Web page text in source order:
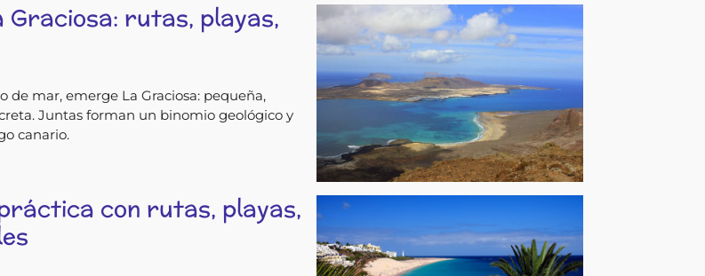
Graciosa: rutas, playas,
mar, emerge La Graciosa: pequeña,
Juntas forman un binomio geológico y
canario.
con rutas, playas,